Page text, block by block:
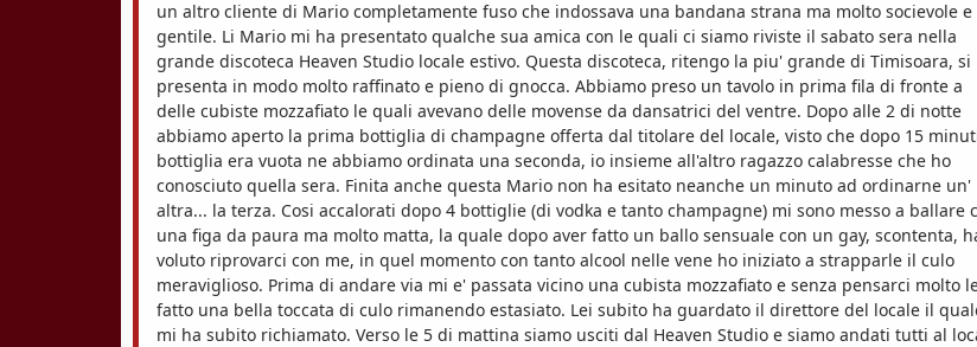
un altro cliente di Mario completamente fuso che indossava una bandana strana ma molto socievole e
gentile. Li Mario mi ha presentato qualche sua amica con le quali ci siamo riviste il sabato sera nella
grande discoteca Heaven Studio locale estivo. Questa discoteca, ritengo la piu' grande di Timisoara, si
presenta in modo molto raffinato e pieno di gnocca. Abbiamo preso un tavolo in prima fila di fronte a
delle cubiste mozzafiato le quali avevano delle movense da dansatrici del ventre. Dopo alle 2 di notte
abbiamo aperto la prima bottiglia di champagne offerta dal titolare del locale, visto che dopo 15
bottiglia era vuota ne abbiamo ordinata una seconda, io insieme all'altro ragazzo calabresse che ho
conosciuto quella sera. Finita anche questa Mario non ha esitato neanche un minuto ad ordinarne un'
altra... la terza. Cosi accalorati dopo 4 bottiglie (di vodka e tanto champagne) mi sono messo a ballare
una figa da paura ma molto matta, la quale dopo aver fatto un ballo sensuale con un gay, scontenta,
voluto riprovarci con me, in quel momento con tanto alcool nelle vene ho iniziato a strapparle il culo
meraviglioso. Prima di andare via mi e' passata vicino una cubista mozzafiato e senza pensarci molto
fatto una bella toccata di culo rimanendo estasiato. Lei subito ha guardato il direttore del locale il
mi ha subito richiamato. Verso le 5 di mattina siamo usciti dal Heaven Studio e siamo andati tutti al